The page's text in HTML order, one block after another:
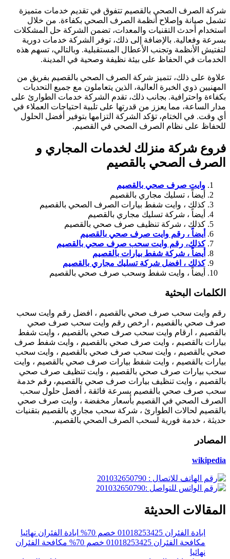
الصرف الصحي بالقصيم تتفوق في تقديم خدمات متميزة
صيانة وإصلاح أنظمة الصرف الصحي بكفاءة. من خلال
أحدث التقنيات والمعدات، تضمن الشركة حل المشكلات
وفعالية. بالإضافة إلى ذلك، توفر الشركة خدمات دورية
الأنظمة وتجنب الأعطال المستقبلية. وبالتالي، تسهم هذه
في الحفاظ على بيئة نظيفة وصحية في المدينة.
على ذلك، تتميز شركة الصرف الصحي بالقصيم بفريق من
ذوي الخبرة العالية، الذين يتعاملون مع جميع التحديات
واحترافية. بجانب ذلك، تقدم الشركة خدمات الطوارئ على
الساعة، مما يعزز من قدرتها على تلبية احتياجات العملاء في
وقت. في الختام، تؤكد الشركة التزامها بتوفير أفضل الحلول
على نظام الصرف الصحي في القصيم.
شركة منزلك لخدمات المجاري و
الصحي بالقصيم
وايت صرف صحي بالقصيم
أيضاً ، تسليك مجاري بالقصيم
كذلك ، وايت شفط بيارات الصرف الصحي بالقصيم
أيضاً ، شركة تسليك مجاري بالقصيم
كذلك ، شركة تنظيف صرف صحي بالقصيم
أيضاً ، رقم وايت صرف صحي بالقصيم
كذلك، رقم وايت سحب صرف صحي بالقصيم
أيضاً ، شركة شفط بيارات بالقصيم
كذلك ، افضل شركة تسليك مجاري بالقصيم
أيضاً ، وايت شفط وسحب صرف صحي بالقصيم
البحثية
وايت سحب صرف صحي بالقصيم ، افضل رقم وايت سحب
صحي بالقصيم ، ارخص رقم وايت سحب صرف صحي
، ارقام وايت سحب صرف صحي بالقصيم ، وايت شفط
بالقصيم ، وايت صرف صحي بالقصيم ، وايت شفط صرف
بالقصيم ، وايت سحب صرف صحي بالقصيم ، وايت سحب
بالقصيم ، وايت شفط بيارات صرف صحي بالقصيم ، وايت
بيارات صرف صحي بالقصيم ، وايت تنظيف صرف صحي
، وايت تنظيف بيارات صرف صحي بالقصيم،ر قم خدمة
صرف صحي بالقصيم بسرعة فائقة ، أفضل حلول سحب
الصحي في القصيم بأسعار مخفضة ، وايت صرف صحي
لحالات الطوارئ ، شركة سحب مجاري بالقصيم بتقنيات
، خدمة فورية لسحب الصرف الصحي بالقصيم.
الحديثة
ابادة الفئران 01018253425 خصم 70% ابادة الفئران نهائيا
مكافحة الفئران 01018253425 خصم 70% مكافحة الفئران
نهائيا